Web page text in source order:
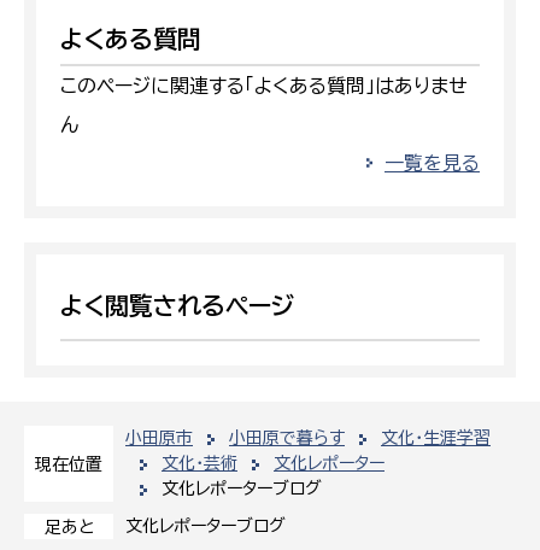
現在位置
小田原市 小田原で暮らす
文化・生涯学習
文化・芸術
文化レポーター
文化レポーターブログ
足あと 文化レポーターブログ
よくある質問
このページに関連する「よくある質問」はありませ
ん
一覧を見る
よく閲覧されるページ